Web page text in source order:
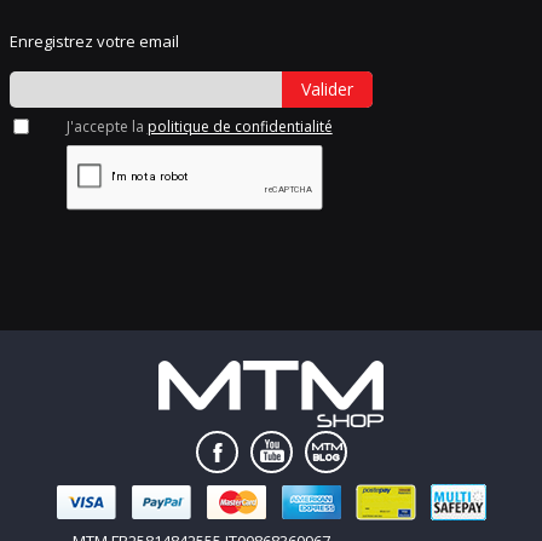
Enregistrez votre email
Valider
J'accepte la politique de confidentialité